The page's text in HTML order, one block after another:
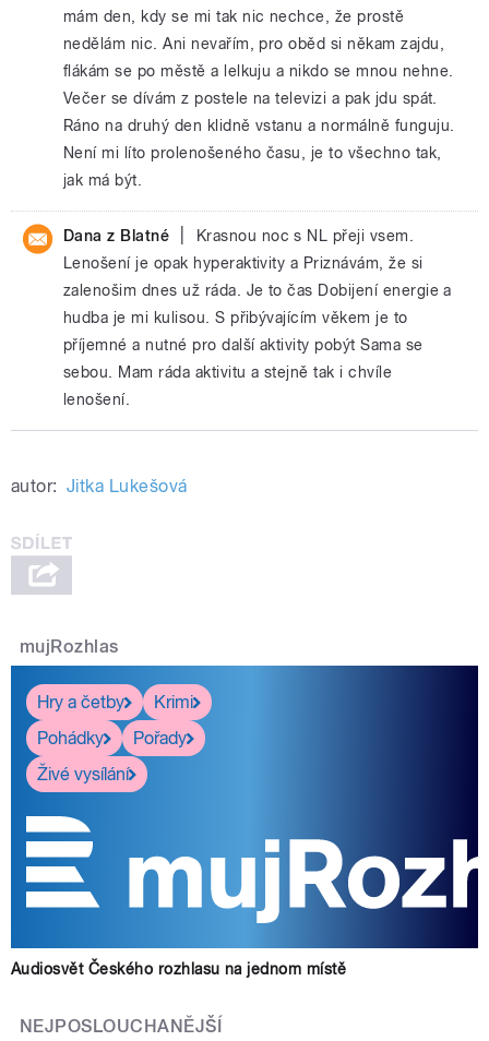
mám den, kdy se mi tak nic nechce, že prostě
nedělám nic. Ani nevařím, pro oběd si někam zajdu,
flákám se po městě a lelkuju a nikdo se mnou nehne.
Večer se dívám z postele na televizi a pak jdu spát.
Ráno na druhý den klidně vstanu a normálně funguju.
Není mi líto prolenošeného času, je to všechno tak,
jak má být.
Dana z Blatné
Krasnou noc s NL přeji vsem.
Lenošení je opak hyperaktivity a Priznávám, že si
zalenošim dnes už ráda. Je to čas Dobijení energie a
hudba je mi kulisou. S přibývajícím věkem je to
příjemné a nutné pro další aktivity pobýt Sama se
sebou. Mam ráda aktivitu a stejně tak i chvíle
lenošení.
autor: Jitka Lukešová
mujRozhlas
Hry a četby
Krimi
Pohádky
Pořady
Živé vysílání
Audiosvět Českého rozhlasu na jednom místě
NEJPOSLOUCHANĚJŠÍ